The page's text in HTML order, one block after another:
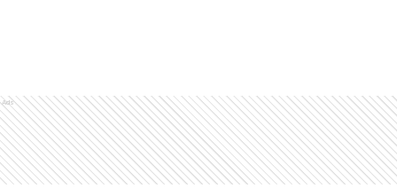
Ads